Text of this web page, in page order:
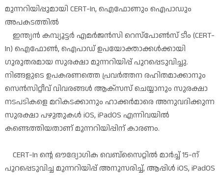
മുന്നറിയിപ്പുമായി CERT-In, ഐഫോണും ഐപാഡും
അപകടത്തിൽ
ഇന്ത്യൻ കമ്പ്യൂട്ടർ എമർജൻസി റെസ്‌പോൺസ് ടീം (CERT-
In) ഐഫോൺ, ഐപാഡ് ഉപയോക്താക്കൾക്കായി
ഗുരുതരമായ സുരക്ഷാ മുന്നറിയിപ്പ് പുറപ്പെടുവിച്ചു.
നിങ്ങളുടെ ഉപകരണത്തെ പ്രവർത്തന രഹിതമാക്കാനും
സെൻസിറ്റീവ് വിവരങ്ങൾ ആക്സസ് ചെയ്യാനും സുരക്ഷാ
നടപടികളെ മറികടക്കാനും ഹാക്കർമാരെ അനുവദിക്കുന്ന
സുരക്ഷാ പഴുതുകൾ iOS, iPadOS എന്നിവയിൽ
കണ്ടെത്തിയതാണ് മുന്നറിയിപ്പിന് കാരണം.
CERT-In ന്റെ ഔദ്യോഗിക വെബ്‌സൈറ്റിൽ മാർച്ച് 15-ന്
പുറപ്പെടുവിച്ച മുന്നറിയിപ്പ് അനുസരിച്ച്, ആപ്പിൾ iOS, iPadOS